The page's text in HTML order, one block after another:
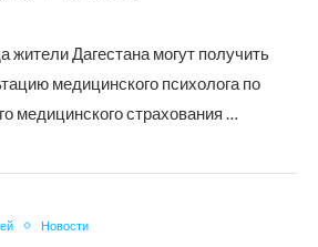
жители Дагестана могут получить
медицинского психолога по
медицинского страхования …
Новости